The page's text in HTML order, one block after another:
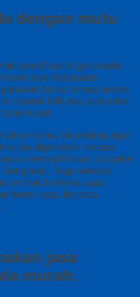
dengan mutu
spesifikasi toga wisuda
Kabupaten
harus terasa adem
seperti drill atau polyester
kusut.
tahan lama. Ini penting agar
jika digunakan secara
menjadi fokus. Supplier
Toga wisuda
terlihat berkelas saat
bordir atau list bisa
jasa
murah.